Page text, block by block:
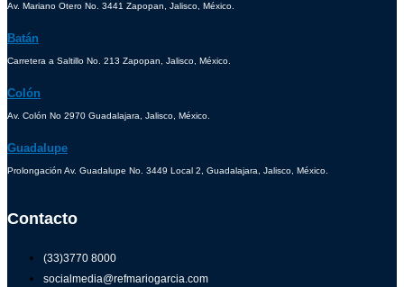
Av. Mariano Otero No. 3441 Zapopan, Jalisco, México.
Batán
Carretera a Saltillo No. 213 Zapopan, Jalisco, México.
Colón
Av. Colón No 2970 Guadalajara, Jalisco, México.
Guadalupe
Prolongación Av. Guadalupe No. 3449 Local 2, Guadalajara, Jalisco, México.
Contacto
(33)3770 8000
socialmedia@refmariogarcia.com